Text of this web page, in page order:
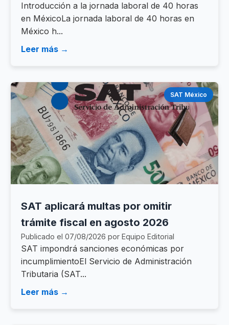
Introducción a la jornada laboral de 40 horas
en MéxicoLa jornada laboral de 40 horas en
México h...
Leer más →
SAT México
SAT aplicará multas por omitir
trámite fiscal en agosto 2026
Publicado el 07/08/2026 por Equipo Editorial
SAT impondrá sanciones económicas por
incumplimientoEl Servicio de Administración
Tributaria (SAT...
Leer más →